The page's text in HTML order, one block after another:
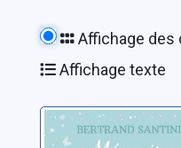
Affichage des
Affichage texte
Mémoires de